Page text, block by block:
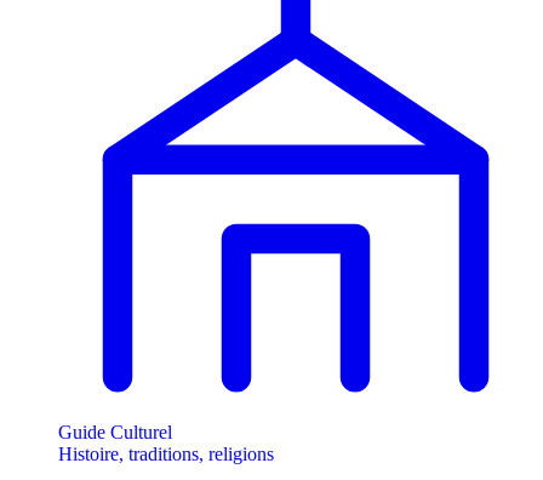
Guide Culturel
Histoire, traditions, religions